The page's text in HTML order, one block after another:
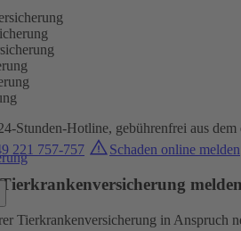
Stunden-Hotline, gebührenfrei aus
221 757-757 Schaden online melden
melden
Tierkrankenversicherung in Anspruch